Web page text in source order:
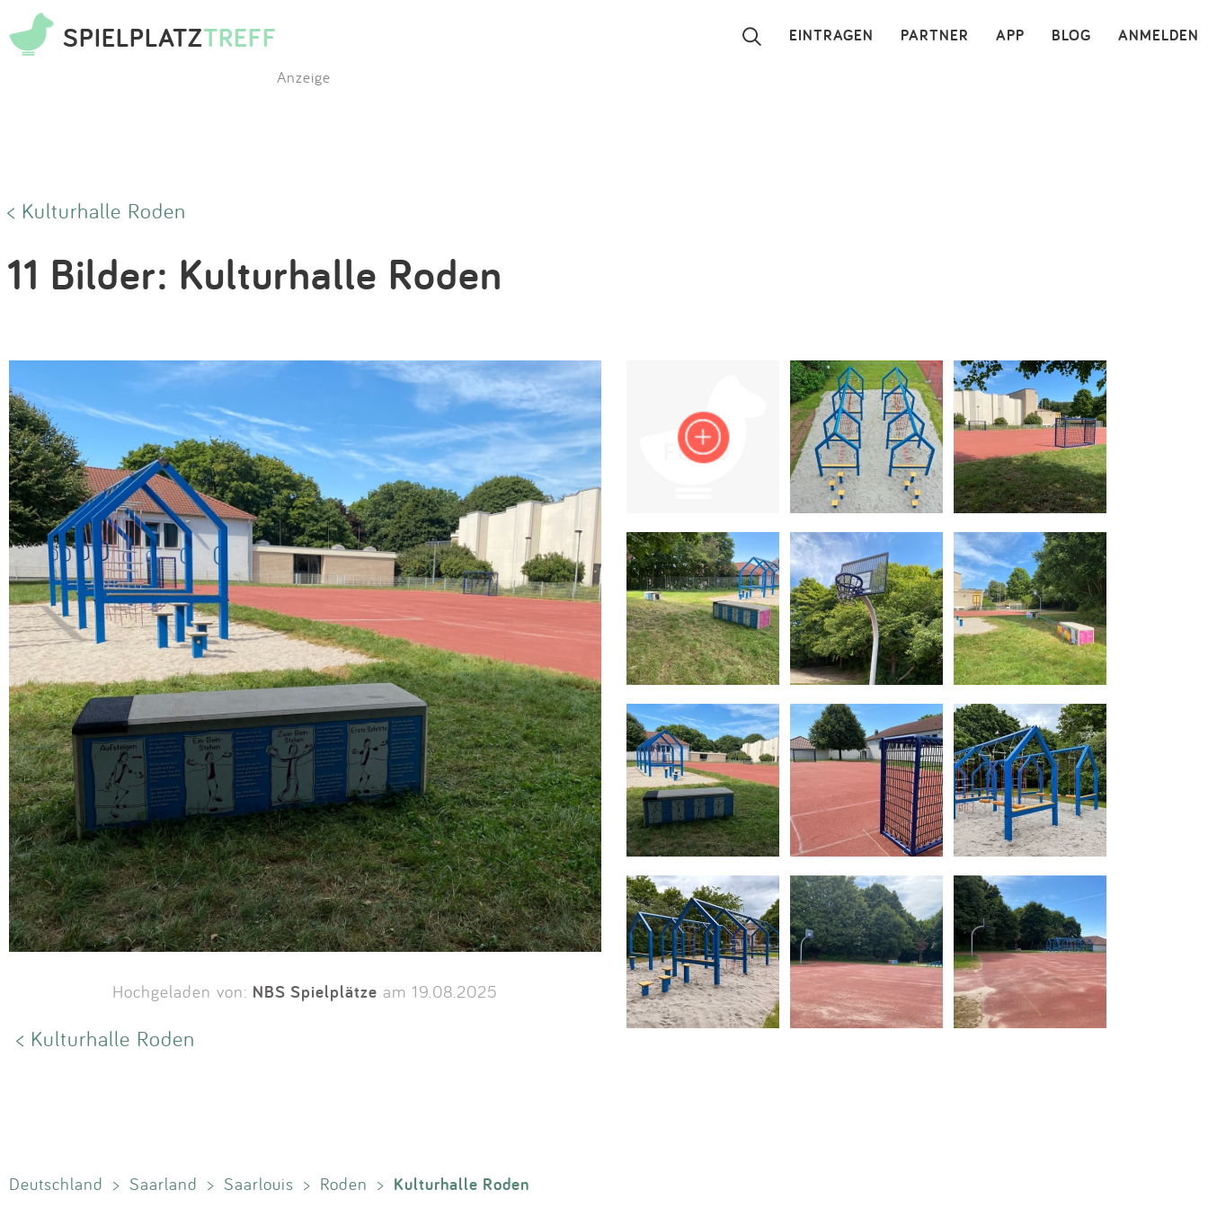
SPIELPLATZTREFF ANMELDEN
BLOG
APP
PARTNER
EINTRAGEN ×
Kontakt
Impressum
Anmelden
Anzeige
< Kulturhalle Roden
11 Bilder: Kulturhalle Roden
Hochgeladen von: NBS Spielplätze am 19.08.2025
< Kulturhalle Roden
Deutschland > Saarland > Saarlouis > Roden > Kulturhalle Roden